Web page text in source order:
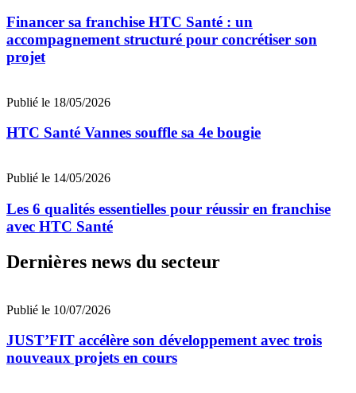
Financer sa franchise HTC Santé : un
accompagnement structuré pour concrétiser son
projet
Publié le 18/05/2026
HTC Santé Vannes souffle sa 4e bougie
Publié le 14/05/2026
Les 6 qualités essentielles pour réussir en franchise
avec HTC Santé
Dernières news du secteur
Publié le 10/07/2026
JUST’FIT accélère son développement avec trois
nouveaux projets en cours